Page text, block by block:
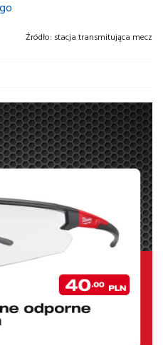
Źródło: stacja transmitująca mecz